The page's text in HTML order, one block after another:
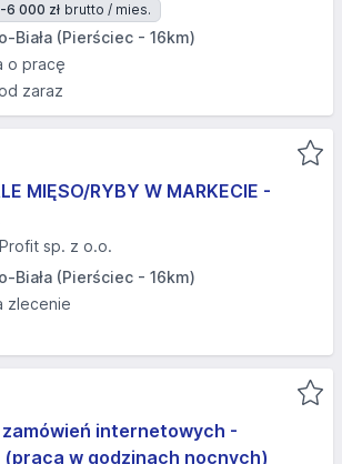
000 zł brutto / mies.
Biała (Pierściec - 16km)
o pracę
zaraz
MIĘSO/RYBY W MARKECIE -
sp. z o.o.
Biała (Pierściec - 16km)
zlecenie
internetowych -
(praca w godzinach nocnych)